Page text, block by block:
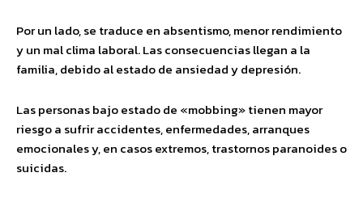
Por un lado, se traduce en absentismo, menor rendimiento
y un mal clima laboral. Las consecuencias llegan a la
familia, debido al estado de ansiedad y depresión.
Las personas bajo estado de «mobbing» tienen mayor
riesgo a sufrir accidentes, enfermedades, arranques
emocionales y, en casos extremos, trastornos paranoides o
suicidas.